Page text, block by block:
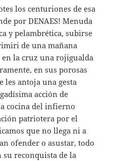
los centuriones de esa
por DENAES! Menuda
y pelambrética, subirse
de una mañana
la cruz una rojigualda
en sus porosas
les antoja una gesta
acción de
cocina del infierno
patriotera por el
que no llega ni a
ofender o asustar, todo
reconquista de la